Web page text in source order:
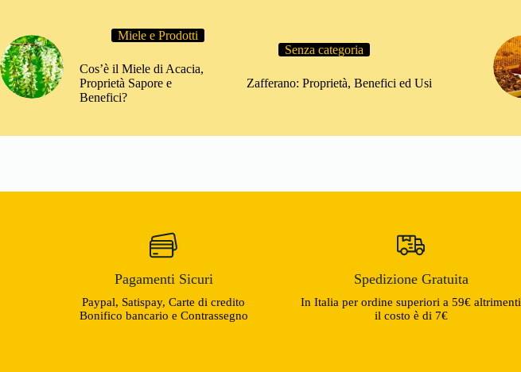
Miele e Prodotti
Cos’è il Miele di Acacia,
Proprietà Sapore e
Benefici?
Senza categoria
Zafferano: Proprietà, Benefici ed Usi
Pagamenti Sicuri
Paypal, Satispay, Carte di credito
Bonifico bancario e Contrassegno
Spedizione Gratuita
In Italia per ordine superiori a 59€ altrimenti
il costo è di 7€